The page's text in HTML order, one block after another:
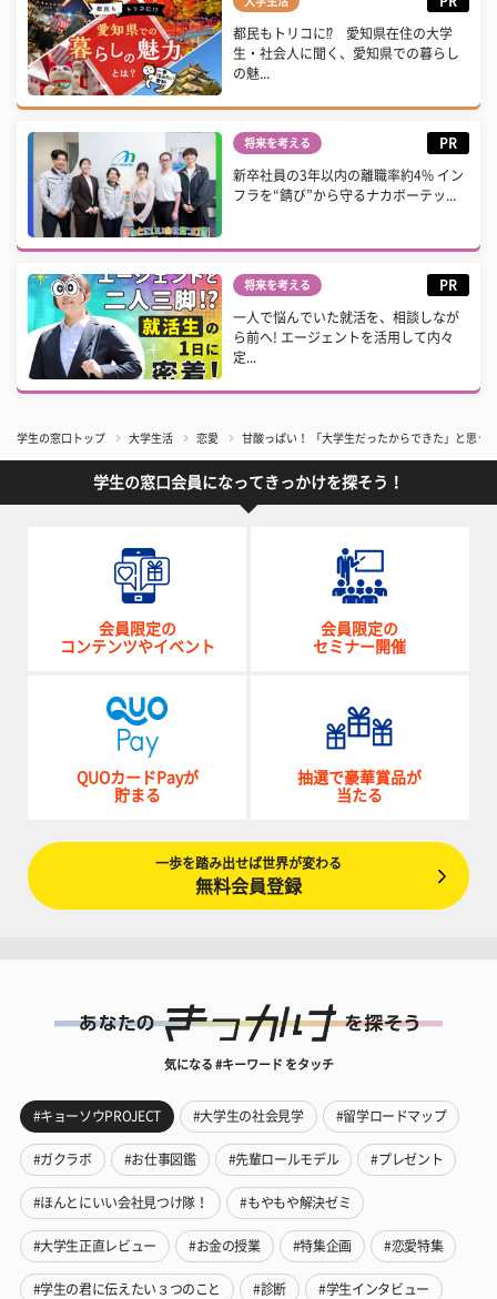
都民もトリコに⁉ 愛知県在住の大学
生・社会人に聞く、愛知県での暮らし
の魅...
将来を考える PR
新卒社員の3年以内の離職率約4% イン
フラを“錆び”から守るナカボーテッ...
将来を考える PR
一人で悩んでいた就活を、相談しなが
ら前へ! エージェントを活用して内々
定...
学生の窓口トップ 大学生活 恋愛 甘酸っぱい！ 「大学生だったからできた」と思う
学生の窓口会員になってきっかけを探そう！
会員限定の
コンテンツやイベント
会員限定の
セミナー開催
QUOカードPayが
貯まる
抽選で豪華賞品が
当たる
一歩を踏み出せば世界が変わる
無料会員登録
気になる #キーワード をタッチ
#キョーソウPROJECT #大学生の社会見学 #留学ロードマップ
#ガクラボ #お仕事図鑑 #先輩ロールモデル #プレゼント
#ほんとにいい会社見つけ隊！ #もやもや解決ゼミ
#大学生正直レビュー #お金の授業 #特集企画 #恋愛特集
#学生の君に伝えたい３つのこと #診断 #学生インタビュー